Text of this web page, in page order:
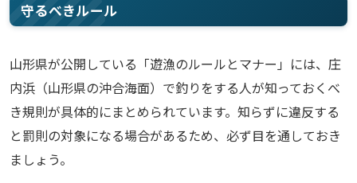
守るべきルール
山形県が公開している「遊漁のルールとマナー」には、庄
内浜（山形県の沖合海面）で釣りをする人が知っておくべ
き規則が具体的にまとめられています。知らずに違反する
と罰則の対象になる場合があるため、必ず目を通しておき
ましょう。